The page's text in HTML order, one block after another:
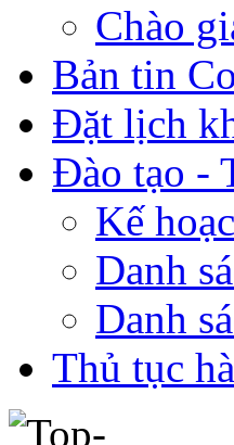
Chào
Bản tin
Đặt lịch
Đào tạo -
Kế
Danh
Danh
Thủ tục